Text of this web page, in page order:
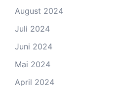
August 2024
Juli 2024
Juni 2024
Mai 2024
April 2024